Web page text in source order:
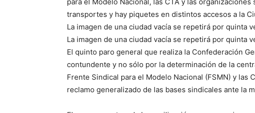
transportes y hay piquetes en distintos accesos a la
La imagen de una ciudad vacía se repetirá por quinta
La imagen de una ciudad vacía se repetirá por quinta
El quinto paro general que realiza la Confederación
contundente y no sólo por la determinación de la
Frente Sindical para el Modelo Nacional (FSMN) y las
reclamo generalizado de las bases sindicales ante la